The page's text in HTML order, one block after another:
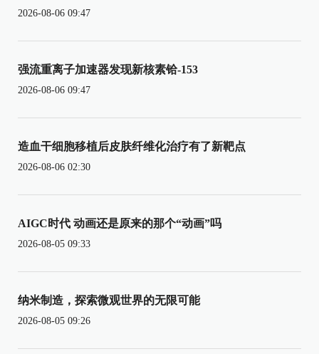
2026-08-06 09:47
强流重离子加速器发现新核素铪-153
2026-08-06 09:47
造血干细胞移植后皮肤纤维化治疗有了新靶点
2026-08-06 02:30
AIGC时代 动画还是原来的那个“动画”吗
2026-08-05 09:33
纳米制造，探索微观世界的无限可能
2026-08-05 09:26